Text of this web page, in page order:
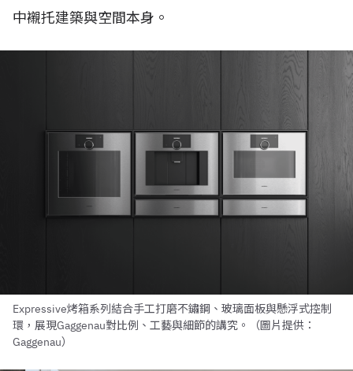
中襯托建築與空間本身。
Expressive烤箱系列結合手工打磨不鏽鋼、玻璃面板與懸浮式控制
環，展現Gaggenau對比例、工藝與細節的講究。（圖片提供：
Gaggenau）